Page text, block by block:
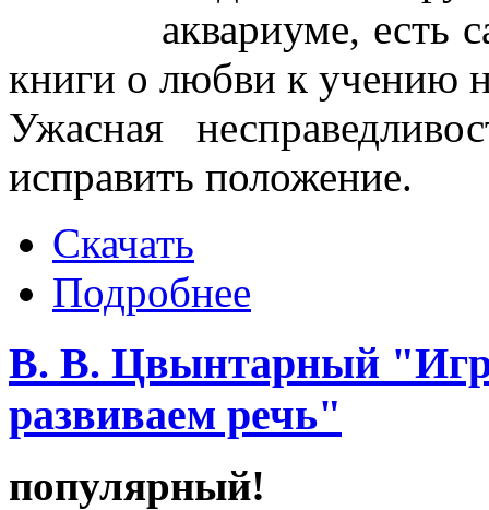
аквариуме, есть
книги о любви к учению
Ужасная
исправить положение.
Скачать
Подробнее
В. В. Цвынтарный
развиваем речь"
популярный!